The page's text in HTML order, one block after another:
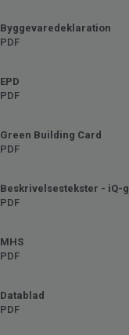
Byggevaredeklaration
PDF
EPD
PDF
Green Building Card
PDF
Beskrivelsestekster - iQ-
PDF
MHS
PDF
Datablad
PDF